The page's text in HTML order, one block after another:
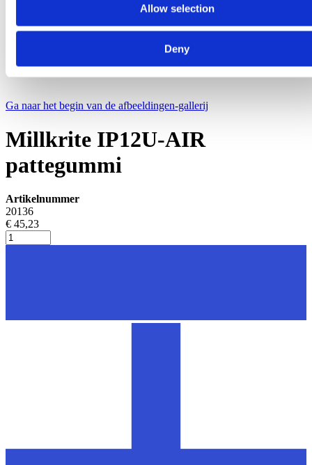
Allow selection
Deny
Ga naar het begin van de afbeeldingen-gallerij
Millkrite IP12U-AIR
pattegummi
Artikelnummer
20136
€ 45,23